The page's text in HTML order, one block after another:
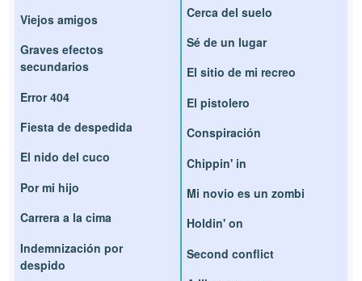
Viejos amigos
Graves efectos
secundarios
Error 404
Fiesta de despedida
El nido del cuco
Por mi hijo
Carrera a la cima
Indemnización por
despido
Cerca del suelo
Sé de un lugar
El sitio de mi recreo
El pistolero
Conspiración
Chippin' in
Mi novio es un zombi
Holdin' on
Second conflict